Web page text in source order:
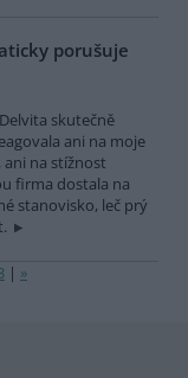
porušuje
skutečně
ani na moje
na stížnost
firma dostala na
stanovisko, leč prý
| »